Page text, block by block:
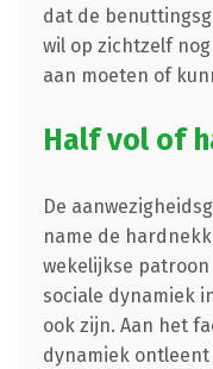
dat de
wil op zichtzelf
aan moeten of
Half vol of
De
name de
wekelijkse
sociale dynamiek
ook zijn. Aan het
dynamiek